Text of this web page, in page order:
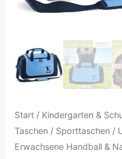
Start/ Kindergarten &
Taschen/ Sporttaschen/
Erwachsene Handball &